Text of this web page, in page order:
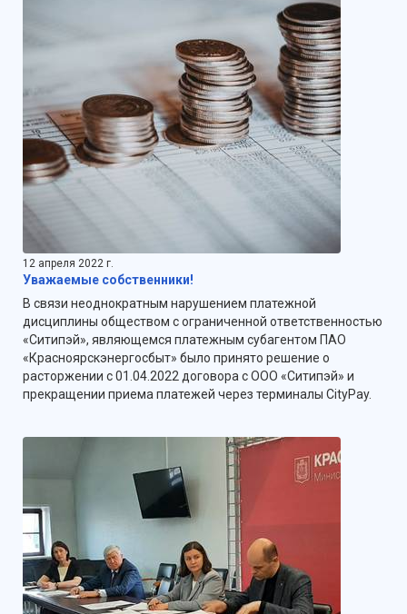
12 апреля 2022 г.
Уважаемые собственники!
В связи неоднократным нарушением платежной
дисциплины обществом с ограниченной ответственностью
«Ситипэй», являющемся платежным субагентом ПАО
«Красноярскэнергосбыт» было принято решение о
расторжении с 01.04.2022 договора с ООО «Ситипэй» и
прекращении приема платежей через терминалы СityPay.